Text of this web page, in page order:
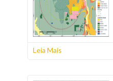
Leia Mais